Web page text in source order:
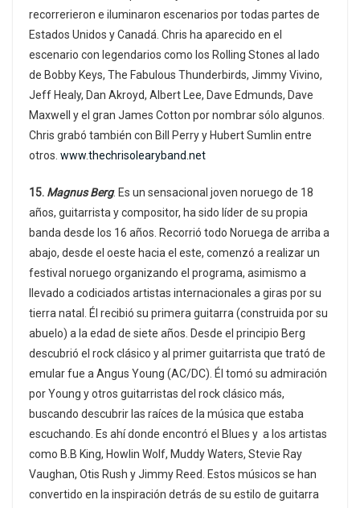
recorrerieron e iluminaron escenarios por todas partes de
Estados Unidos y Canadá. Chris ha aparecido en el
escenario con legendarios como los Rolling Stones al lado
de Bobby Keys, The Fabulous Thunderbirds, Jimmy Vivino,
Jeff Healy, Dan Akroyd, Albert Lee, Dave Edmunds, Dave
Maxwell y el gran James Cotton por nombrar sólo algunos.
Chris grabó también con Bill Perry y Hubert Sumlin entre
otros. www.thechrisolearyband.net
15. Magnus Berg. Es un sensacional joven noruego de 18
años, guitarrista y compositor, ha sido líder de su propia
banda desde los 16 años. Recorrió todo Noruega de arriba a
abajo, desde el oeste hacia el este, comenzó a realizar un
festival noruego organizando el programa, asimismo a
llevado a codiciados artistas internacionales a giras por su
tierra natal. Él recibió su primera guitarra (construida por su
abuelo) a la edad de siete años. Desde el principio Berg
descubrió el rock clásico y al primer guitarrista que trató de
emular fue a Angus Young (AC/DC). Él tomó su admiración
por Young y otros guitarristas del rock clásico más,
buscando descubrir las raíces de la música que estaba
escuchando. Es ahí donde encontró el Blues y a los artistas
como B.B King, Howlin Wolf, Muddy Waters, Stevie Ray
Vaughan, Otis Rush y Jimmy Reed. Estos músicos se han
convertido en la inspiración detrás de su estilo de guitarra